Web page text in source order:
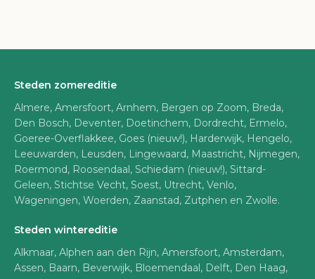
Steden zomereditie
Almere, Amersfoort, Arnhem, Bergen op Zoom, Breda,
Den Bosch, Deventer, Doetinchem, Dordrecht, Ermelo,
Goeree-Overflakkee, Goes (nieuw!), Harderwijk, Hengelo,
Leeuwarden, Leusden, Lingewaard, Maastricht, Nijmegen,
Roermond, Roosendaal, Schiedam (nieuw!), Sittard-
Geleen, Stichtse Vecht, Soest, Utrecht, Venlo,
Wageningen, Woerden, Zaanstad, Zutphen en Zwolle.
Steden wintereditie
Alkmaar, Alphen aan den Rijn, Amersfoort, Amsterdam,
Assen, Baarn, Beverwijk, Bloemendaal, Delft, Den Haag,